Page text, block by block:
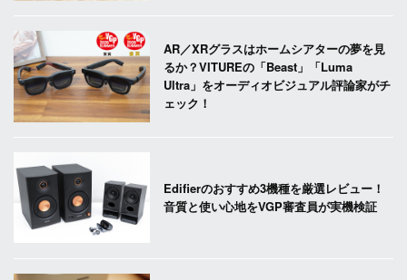
AR／XRグラスはホームシアターの夢を見
るか？VITUREの「Beast」「Luma
Ultra」をオーディオビジュアル評論家がチ
ェック！
Edifierのおすすめ3機種を厳選レビュー！
音質と使い心地をVGP審査員が実機検証